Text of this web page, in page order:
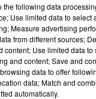
the following data
Use limited data to
Measure advertising
from different sources;
Use limited data
and content; Save and
data to offer
data; Match and
automatically.